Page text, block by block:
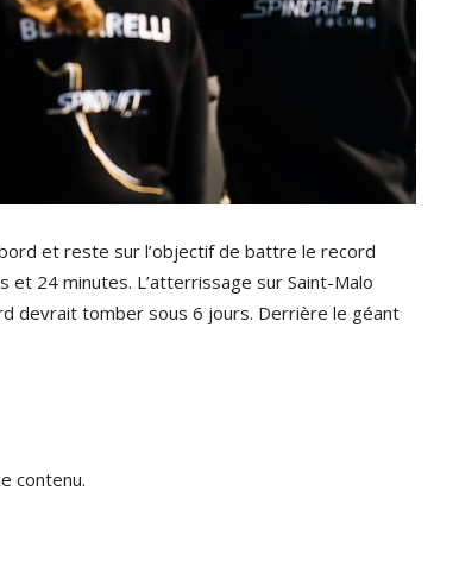
et reste sur l’objectif de battre le record
et 24 minutes. L’atterrissage sur Saint-Malo
devrait tomber sous 6 jours. Derrière le géant
contenu.